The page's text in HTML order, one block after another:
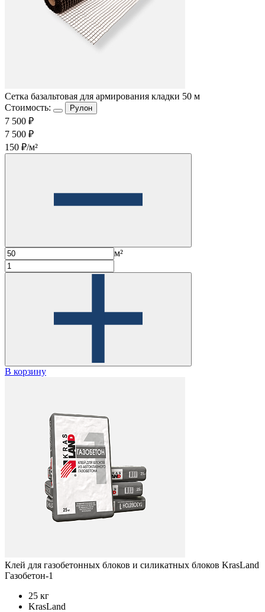
Cетка базальтовая для армирования кладки 50 м
Стоимость:
Рулон
7 500 ₽
7 500 ₽
150 ₽/м²
м²
В корзину
Клей для газобетонных блоков и силикатных блоков KrasLand
Газобетон-1
25 кг
KrasLand